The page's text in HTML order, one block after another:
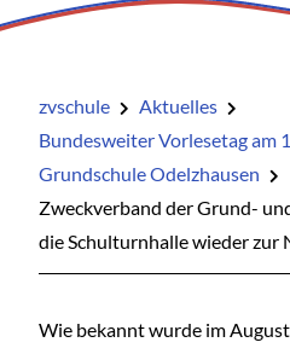
zvschule
Aktuelles
Bundesweiter Vorlesetag am
Grundschule Odelzhausen
Zweckverband der Grund-
die Schulturnhalle wieder zur
Wie bekannt wurde im